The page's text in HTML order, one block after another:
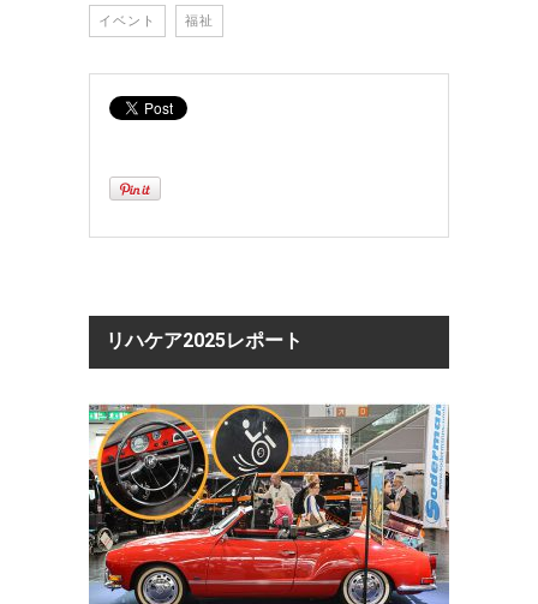
イベント 福祉
リハケア2025レポート